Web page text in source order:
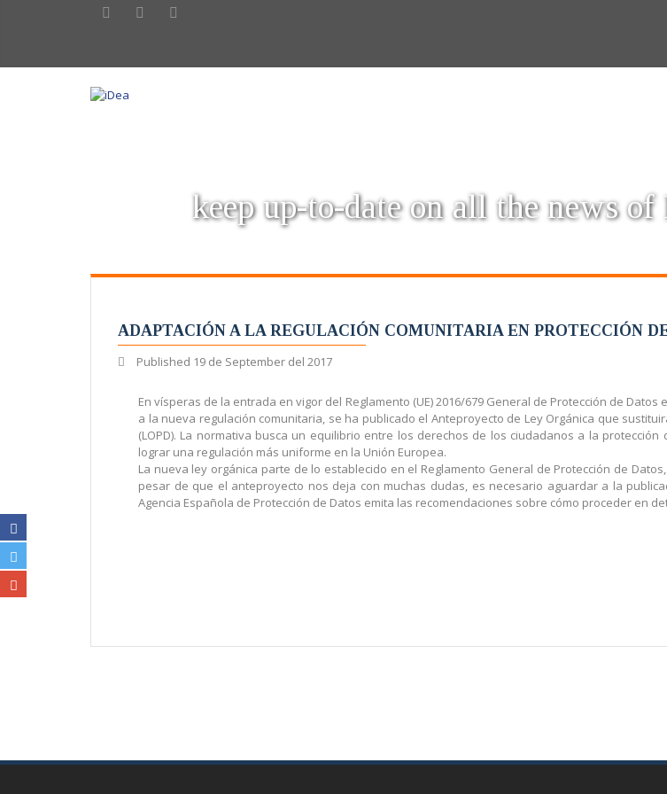
keep up-to-date on all the news
ADAPTACIÓN A LA REGULACIÓN COMUNITARIA EN PROTECCIÓN
Published 19 de September del 2017
En vísperas de la entrada en vigor del Reglamento (UE) 2016/679 General de Protección de
a la nueva regulación comunitaria, se ha publicado el Anteproyecto de Ley Orgánica que
(LOPD). La normativa busca un equilibrio entre los derechos de los ciudadanos a la
lograr una regulación más uniforme en la Unión Europea.
La nueva ley orgánica parte de lo establecido en el Reglamento General de Protección de
pesar de que el anteproyecto nos deja con muchas dudas, es necesario aguardar a la
Agencia Española de Protección de Datos emita las recomendaciones sobre cómo proceder en